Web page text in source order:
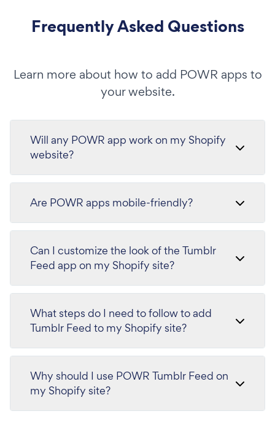
Frequently Asked Questions
Learn more about how to add POWR apps to
your website.
Will any POWR app work on my Shopify
website?
Are POWR apps mobile-friendly?
Can I customize the look of the Tumblr
Feed app on my Shopify site?
What steps do I need to follow to add
Tumblr Feed to my Shopify site?
Why should I use POWR Tumblr Feed on
my Shopify site?